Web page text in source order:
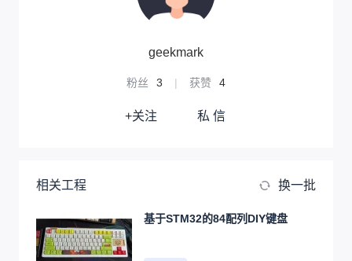
geekmark
粉丝 3 | 获赞 4
+关注 私 信
相关工程 换一批
基于STM32的84配列DIY键盘